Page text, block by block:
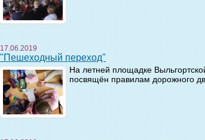
17.06.2019
"Пешеходный переход"
На летней площадке
посвящён правилам дорожного